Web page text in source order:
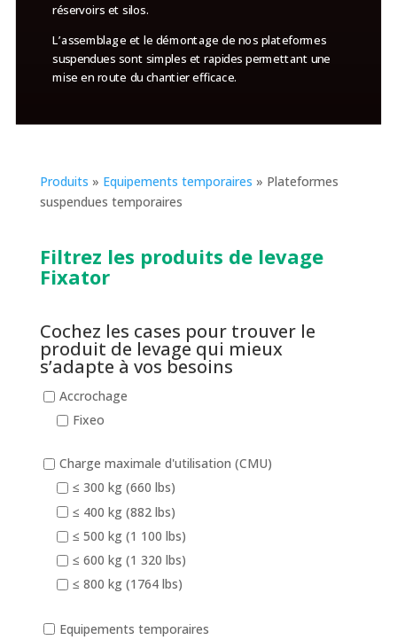
réservoirs et silos.
L’assemblage et le démontage de nos plateformes
suspendues sont simples et rapides permettant une
mise en route du chantier efficace.
Produits » Equipements temporaires » Plateformes
suspendues temporaires
Filtrez les produits de levage
Fixator
Cochez les cases pour trouver le
produit de levage qui mieux
s’adapte à vos besoins
Accrochage
Fixeo
Charge maximale d'utilisation (CMU)
≤ 300 kg (660 lbs)
≤ 400 kg (882 lbs)
≤ 500 kg (1 100 lbs)
≤ 600 kg (1 320 lbs)
≤ 800 kg (1764 lbs)
Equipements temporaires